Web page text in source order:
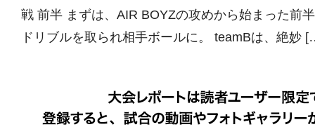
戦 前半 まずは、AIR BOYZの攻めから始まった前
ドリブルを取られ相手ボールに。 teamBは、絶妙